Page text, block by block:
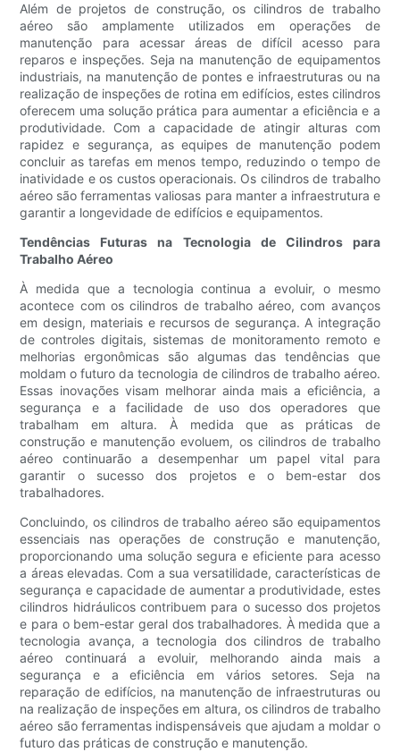
Além de projetos de construção, os cilindros de trabalho
aéreo são amplamente utilizados em operações de
manutenção para acessar áreas de difícil acesso para
reparos e inspeções. Seja na manutenção de equipamentos
industriais, na manutenção de pontes e infraestruturas ou na
realização de inspeções de rotina em edifícios, estes cilindros
oferecem uma solução prática para aumentar a eficiência e a
produtividade. Com a capacidade de atingir alturas com
rapidez e segurança, as equipes de manutenção podem
concluir as tarefas em menos tempo, reduzindo o tempo de
inatividade e os custos operacionais. Os cilindros de trabalho
aéreo são ferramentas valiosas para manter a infraestrutura e
garantir a longevidade de edifícios e equipamentos.
Tendências Futuras na Tecnologia de Cilindros para
Trabalho Aéreo
À medida que a tecnologia continua a evoluir, o mesmo
acontece com os cilindros de trabalho aéreo, com avanços
em design, materiais e recursos de segurança. A integração
de controles digitais, sistemas de monitoramento remoto e
melhorias ergonômicas são algumas das tendências que
moldam o futuro da tecnologia de cilindros de trabalho aéreo.
Essas inovações visam melhorar ainda mais a eficiência, a
segurança e a facilidade de uso dos operadores que
trabalham em altura. À medida que as práticas de
construção e manutenção evoluem, os cilindros de trabalho
aéreo continuarão a desempenhar um papel vital para
garantir o sucesso dos projetos e o bem-estar dos
trabalhadores.
Concluindo, os cilindros de trabalho aéreo são equipamentos
essenciais nas operações de construção e manutenção,
proporcionando uma solução segura e eficiente para acesso
a áreas elevadas. Com a sua versatilidade, características de
segurança e capacidade de aumentar a produtividade, estes
cilindros hidráulicos contribuem para o sucesso dos projetos
e para o bem-estar geral dos trabalhadores. À medida que a
tecnologia avança, a tecnologia dos cilindros de trabalho
aéreo continuará a evoluir, melhorando ainda mais a
segurança e a eficiência em vários setores. Seja na
reparação de edifícios, na manutenção de infraestruturas ou
na realização de inspeções em altura, os cilindros de trabalho
aéreo são ferramentas indispensáveis ​​que ajudam a moldar o
futuro das práticas de construção e manutenção.